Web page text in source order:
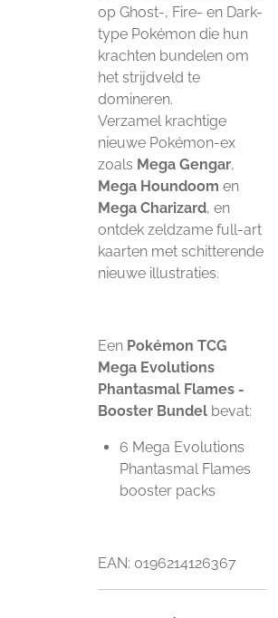
op Ghost-, Fire- en Dark-
type Pokémon die hun
krachten bundelen om
het strijdveld te
domineren.
Verzamel krachtige
nieuwe Pokémon-ex
zoals Mega Gengar,
Mega Houndoom en
Mega Charizard, en
ontdek zeldzame full-art
kaarten met schitterende
nieuwe illustraties.
Een Pokémon TCG
Mega Evolutions
Phantasmal Flames -
Booster Bundel bevat:
6 Mega Evolutions
Phantasmal Flames
booster packs
EAN: 0196214126367